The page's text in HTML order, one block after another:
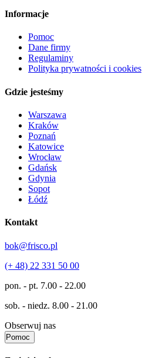
Informacje
Pomoc
Dane firmy
Regulaminy
Polityka prywatności i cookies
Gdzie jesteśmy
Warszawa
Kraków
Poznań
Katowice
Wrocław
Gdańsk
Gdynia
Sopot
Łódź
Kontakt
bok@frisco.pl
(+ 48) 22 331 50 00
pon. - pt. 7.00 - 22.00
sob. - niedz. 8.00 - 21.00
Obserwuj nas
Pomoc